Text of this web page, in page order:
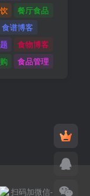
餐厅食品
食谱博客
食物博客
食品管理